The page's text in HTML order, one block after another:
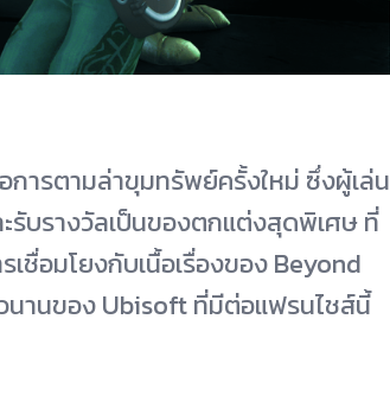
การตามล่าขุมทรัพย์ครั้งใหม่ ซึ่งผู้เล่น
รับรางวัลเป็นของตกแต่งสุดพิเศษ ที่
ชื่อมโยงกับเนื้อเรื่องของ Beyond
นานของ Ubisoft ที่มีต่อแฟรนไชส์นี้